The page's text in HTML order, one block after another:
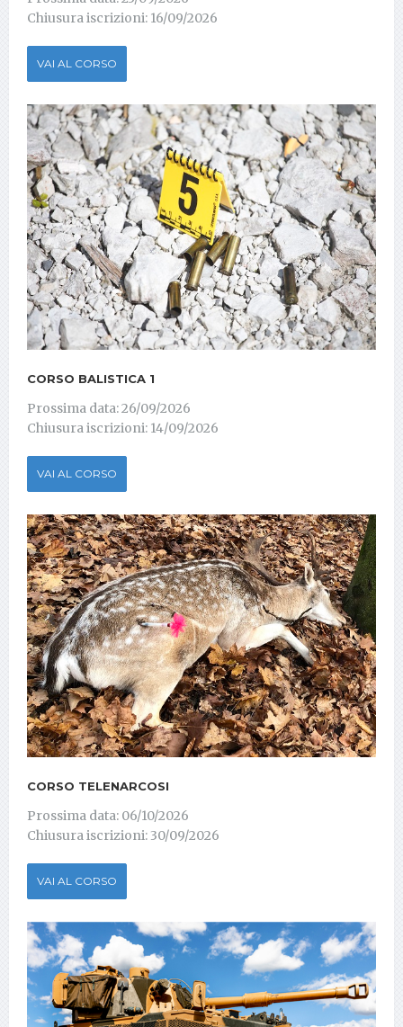
Chiusura iscrizioni: 16/09/2026
VAI AL CORSO
CORSO BALISTICA 1
Prossima data: 26/09/2026
Chiusura iscrizioni: 14/09/2026
VAI AL CORSO
CORSO TELENARCOSI
Prossima data: 06/10/2026
Chiusura iscrizioni: 30/09/2026
VAI AL CORSO